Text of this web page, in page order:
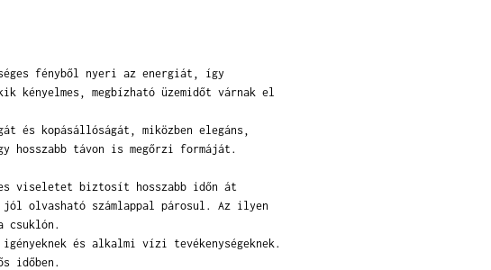
fényből nyeri az energiát, így
kényelmes, megbízható üzemidőt várnak el
és kopásállóságát, miközben elegáns,
távon is megőrzi formáját.
viseletet biztosít hosszabb időn át
jól olvasható számlappal párosul. Az ilyen
csuklón.
és alkalmi vízi tevékenységeknek.
időben.